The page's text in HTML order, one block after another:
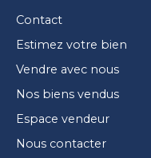
Contact
Estimez votre bien
Vendre avec nous
Nos biens vendus
Espace vendeur
Nous contacter